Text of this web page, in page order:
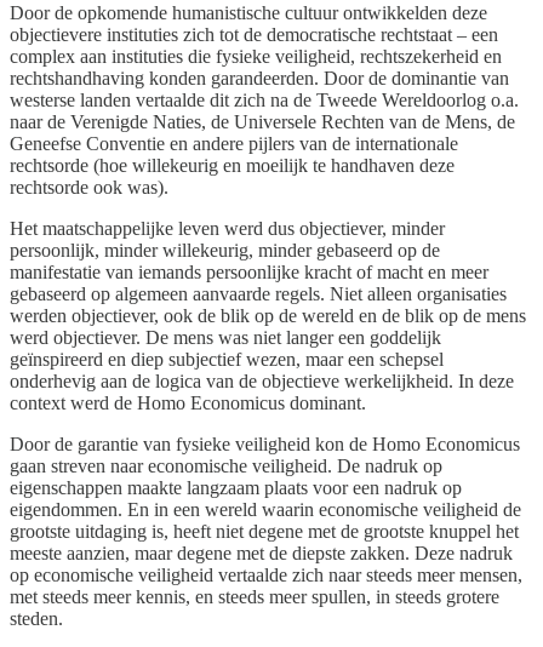
Door de opkomende humanistische cultuur ontwikkelden deze
objectievere instituties zich tot de democratische rechtstaat – een
complex aan instituties die fysieke veiligheid, rechtszekerheid en
rechtshandhaving konden garandeerden. Door de dominantie van
westerse landen vertaalde dit zich na de Tweede Wereldoorlog o.a.
naar de Verenigde Naties, de Universele Rechten van de Mens, de
Geneefse Conventie en andere pijlers van de internationale
rechtsorde (hoe willekeurig en moeilijk te handhaven deze
rechtsorde ook was).
Het maatschappelijke leven werd dus objectiever, minder
persoonlijk, minder willekeurig, minder gebaseerd op de
manifestatie van iemands persoonlijke kracht of macht en meer
gebaseerd op algemeen aanvaarde regels. Niet alleen organisaties
werden objectiever, ook de blik op de wereld en de blik op de mens
werd objectiever. De mens was niet langer een goddelijk
geïnspireerd en diep subjectief wezen, maar een schepsel
onderhevig aan de logica van de objectieve werkelijkheid. In deze
context werd de Homo Economicus dominant.
Door de garantie van fysieke veiligheid kon de Homo Economicus
gaan streven naar economische veiligheid. De nadruk op
eigenschappen maakte langzaam plaats voor een nadruk op
eigendommen. En in een wereld waarin economische veiligheid de
grootste uitdaging is, heeft niet degene met de grootste knuppel het
meeste aanzien, maar degene met de diepste zakken. Deze nadruk
op economische veiligheid vertaalde zich naar steeds meer mensen,
met steeds meer kennis, en steeds meer spullen, in steeds grotere
steden.